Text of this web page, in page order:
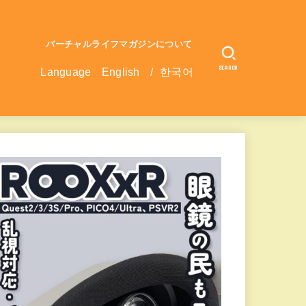
バーチャルライフマガジンについて
Language English / 한국어 SEARCH